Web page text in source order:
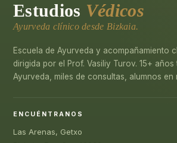
Estudios Védicos
Ayurveda clínico desde Bizkaia.
Escuela de Ayurveda y acompañamiento
dirigida por el Prof. Vasiliy Turov. 15+
Ayurveda, miles de consultas, alumnos en
ENCUÉNTRANOS
Las Arenas, Getxo